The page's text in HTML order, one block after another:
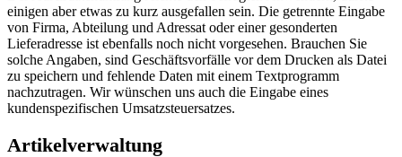
einigen aber etwas zu kurz ausgefallen sein. Die getrennte Eingabe
von Firma, Abteilung und Adressat oder einer gesonderten
Lieferadresse ist ebenfalls noch nicht vorgesehen. Brauchen Sie
solche Angaben, sind Geschäftsvorfälle vor dem Drucken als Datei
zu speichern und fehlende Daten mit einem Textprogramm
nachzutragen. Wir wünschen uns auch die Eingabe eines
kundenspezifischen Umsatzsteuersatzes.
Artikelverwaltung